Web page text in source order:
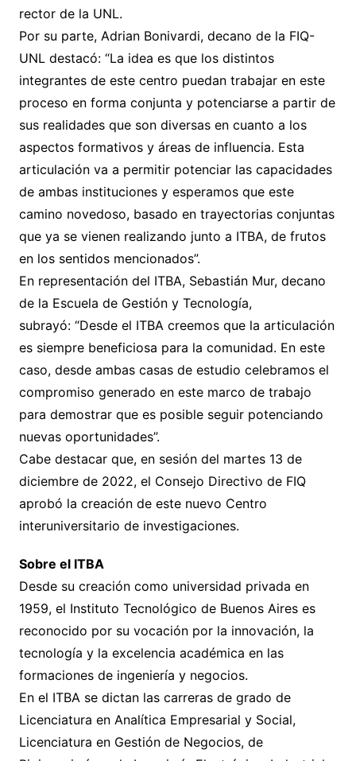
rector de la UNL.
Por su parte, Adrian Bonivardi, decano de la FIQ-
UNL destacó: “La idea es que los distintos
integrantes de este centro puedan trabajar en este
proceso en forma conjunta y potenciarse a partir de
sus realidades que son diversas en cuanto a los
aspectos formativos y áreas de influencia. Esta
articulación va a permitir potenciar las capacidades
de ambas instituciones y esperamos que este
camino novedoso, basado en trayectorias conjuntas
que ya se vienen realizando junto a ITBA, de frutos
en los sentidos mencionados”.
En representación del ITBA, Sebastián Mur, decano
de la Escuela de Gestión y Tecnología,
subrayó: “Desde el ITBA creemos que la articulación
es siempre beneficiosa para la comunidad. En este
caso, desde ambas casas de estudio celebramos el
compromiso generado en este marco de trabajo
para demostrar que es posible seguir potenciando
nuevas oportunidades”.
Cabe destacar que, en sesión del martes 13 de
diciembre de 2022, el Consejo Directivo de FIQ
aprobó la creación de este nuevo Centro
interuniversitario de investigaciones.
Sobre el ITBA
Desde su creación como universidad privada en
1959, el Instituto Tecnológico de Buenos Aires es
reconocido por su vocación por la innovación, la
tecnología y la excelencia académica en las
formaciones de ingeniería y negocios.
En el ITBA se dictan las carreras de grado de
Licenciatura en Analítica Empresarial y Social,
Licenciatura en Gestión de Negocios, de